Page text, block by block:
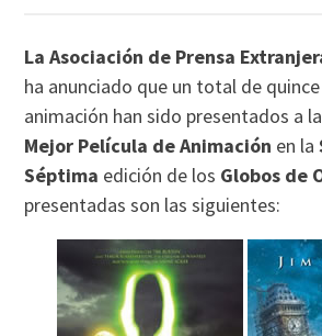
La Asociación de Prensa
ha anunciado que un total de
animación han sido presentados a
Mejor Película de Animación en la
Séptima edición de los Globos de
presentadas son las siguientes: